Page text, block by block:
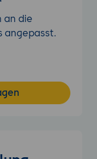
an die
angepasst.